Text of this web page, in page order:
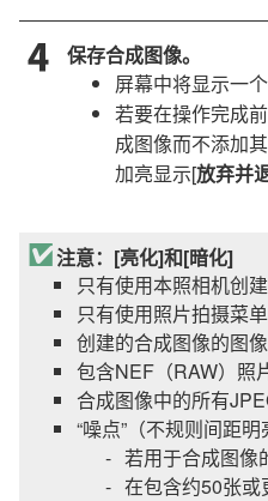
保存合成图像。
屏幕中将显示一
若要在操作完成
成图像而不添加
加亮显示[放弃并
注意：[亮化]和[暗化]
只有使用本照相机创
只有使用照片拍摄菜
创建的合成图像的图
包含NEF（RAW）照
合成图像中的所有
“噪点”（不规则间距
若用于合成图像
在包含约50张或